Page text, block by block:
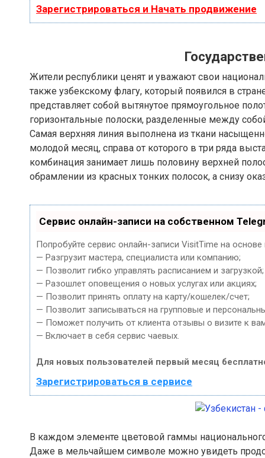
Зарегистрироваться и Начать продвижение
Жители республики ценят и уважают свои
также узбекскому флагу, который появился в
представляет собой вытянутое прямоугольное
горизонтальные полоски, разделенные между
Самая верхняя линия выполнена из ткани
молодой месяц, справа от которого в три ряда
комбинация занимает лишь половину верхней
обрамлении из красных тонких полосок, а снизу
Сервис онлайн-записи на собственном
Попробуйте сервис онлайн-записи VisitTime на
— Разгрузит мастера, специалиста или компанию;
— Позволит гибко управлять расписанием и загрузкой;
— Разошлет оповещения о новых услугах или акциях;
— Позволит принять оплату на карту/кошелек/счет;
— Позволит записываться на групповые и
— Поможет получить от клиента отзывы о визите к
— Включает в себя сервис чаевых.
Для новых пользователей первый месяц
Зарегистрироваться в сервисе
В каждом элементе цветовой гаммы
Даже в мельчайшем символе можно увидеть